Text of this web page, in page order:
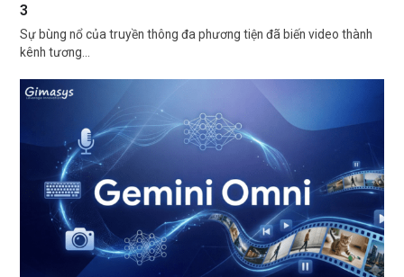
3
Sự bùng nổ của truyền thông đa phương tiện đã biến video thành
kênh tương…